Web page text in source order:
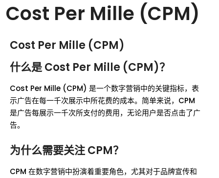
Cost Per Mille (CPM)
Cost Per Mille (CPM)
什么是 Cost Per Mille (CPM)？
Cost Per Mille (CPM) 是一个数字营销中的关键指标，表
示广告在每一千次展示中所花费的成本。简单来说，CPM
是广告每展示一千次所支付的费用，无论用户是否点击了广
告。
为什么需要关注 CPM？
CPM 在数字营销中扮演着重要角色，尤其对于品牌宣传和